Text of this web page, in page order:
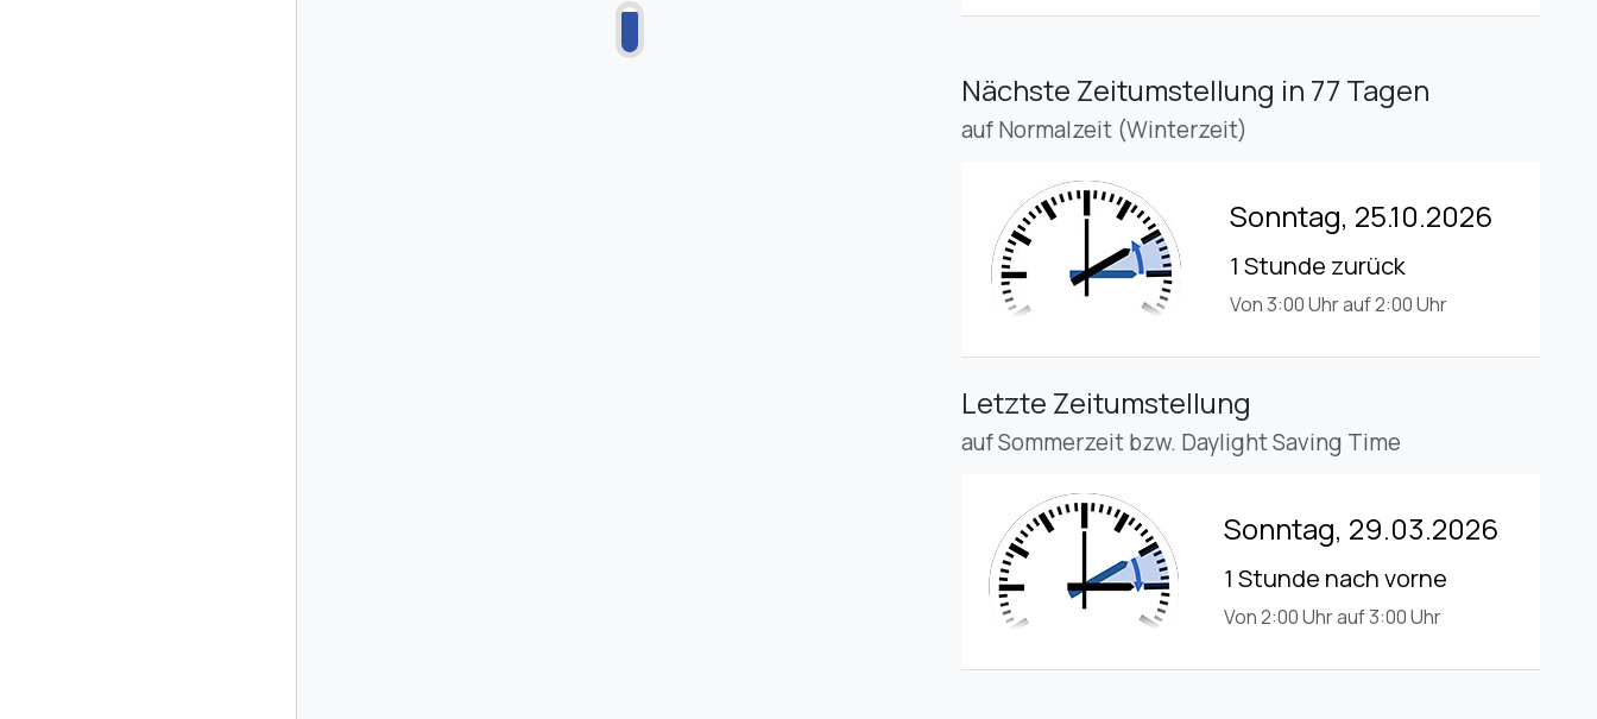
Nächste Zeitumstellung in 77 Tagen
auf Normalzeit (Winterzeit)
Sonntag, 25.10.2026
1 Stunde zurück
Von 3:00 Uhr auf 2:00 Uhr
Letzte Zeitumstellung
auf Sommerzeit bzw. Daylight Saving Time
Sonntag, 29.03.2026
1 Stunde nach vorne
Von 2:00 Uhr auf 3:00 Uhr